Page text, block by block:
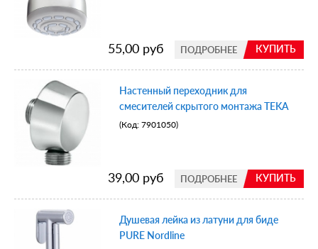
КУПИТЬ
ПОДРОБНЕЕ
55,00 руб
Настенный переходник для
смесителей скрытого монтажа TEKA
(Код: 7901050)
КУПИТЬ
ПОДРОБНЕЕ
39,00 руб
Душевая лейка из латуни для биде
PURE Nordline